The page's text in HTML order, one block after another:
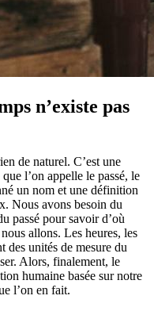
n’existe pas
de naturel. C’est une
l’on appelle le passé, le
un nom et une définition
Nous avons besoin du
passé pour savoir d’où
allons. Les heures, les
des unités de mesure du
Alors, finalement, le
humaine basée sur notre
l’on en fait.